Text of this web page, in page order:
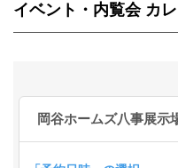
イベント・内覧会 カ